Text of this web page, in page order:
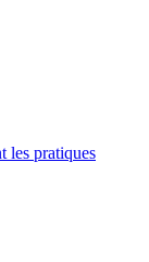
les pratiques